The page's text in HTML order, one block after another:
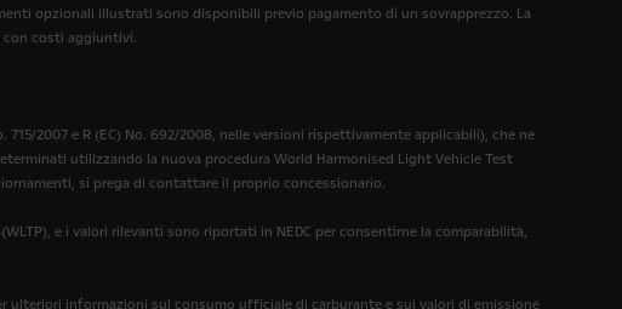
opzionali illustrati sono disponibili previo pagamento di un sovrapprezzo. La
con costi aggiuntivi.
2007 e R (EC) No. 692/2008, nelle versioni rispettivamente applicabili), che ne
utilizzando la nuova procedura World Harmonised Light Vehicle Test
si prega di contattare il proprio concessionario.
e i valori rilevanti sono riportati in NEDC per consentirne la comparabilità,
informazioni sul consumo ufficiale di carburante e sui valori di emissione